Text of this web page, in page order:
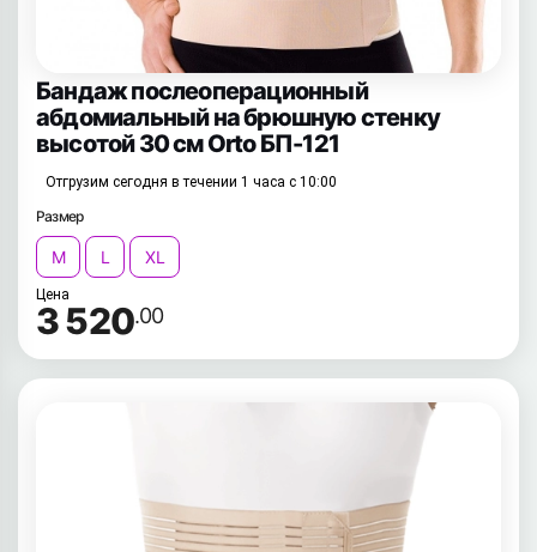
Бандаж послеоперационный
абдомиальный на брюшную стенку
высотой 30 см Orto БП-121
Отгрузим сегодня в течении 1 часа с 10:00
Размер
M L XL
Цена
3 520.00